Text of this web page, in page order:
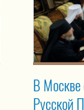
В Москве
Русской